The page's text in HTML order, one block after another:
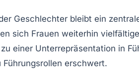
Geschlechter bleibt ein
sich Frauen weiterhin
einer Unterrepräsentation in
Führungsrollen erschwert.